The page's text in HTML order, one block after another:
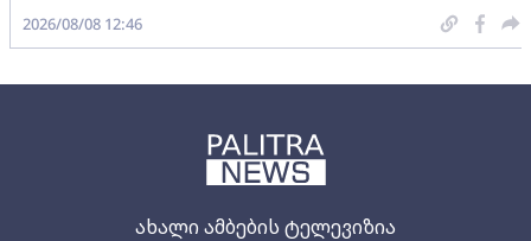
ახალი ამბების ტელევიზია
2026/08/08 12:46